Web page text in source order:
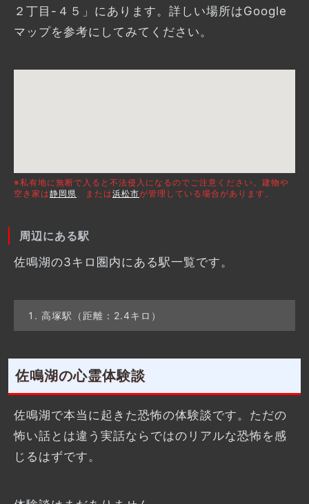
２丁目-４５」にあります。詳しい場所はGoogle
マップを参考にしてみてください。
※私有地に無断で入ると不法侵入になるのでご注意ください。建物や
空き家は静岡県、または浜松市が管理している場合があります。
周辺にある駅
佐鳴湖の3キロ圏内にある駅一覧です。
高塚駅（距離：2.4キロ）
佐鳴湖の心霊体験談
佐鳴湖で本当に起きた恐怖の体験談です。ただの
怖い話とは違う実話ならではのリアルな恐怖を感
じるはずです。